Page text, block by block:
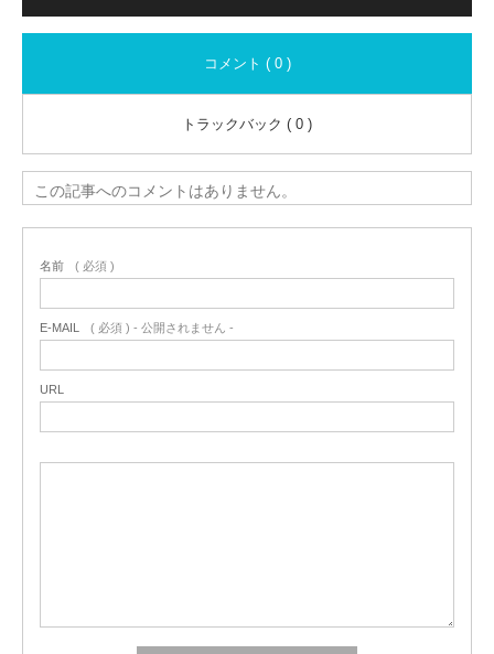
コメント ( 0 )
トラックバック ( 0 )
この記事へのコメントはありません。
名前 ( 必須 )
E-MAIL ( 必須 ) - 公開されません -
URL